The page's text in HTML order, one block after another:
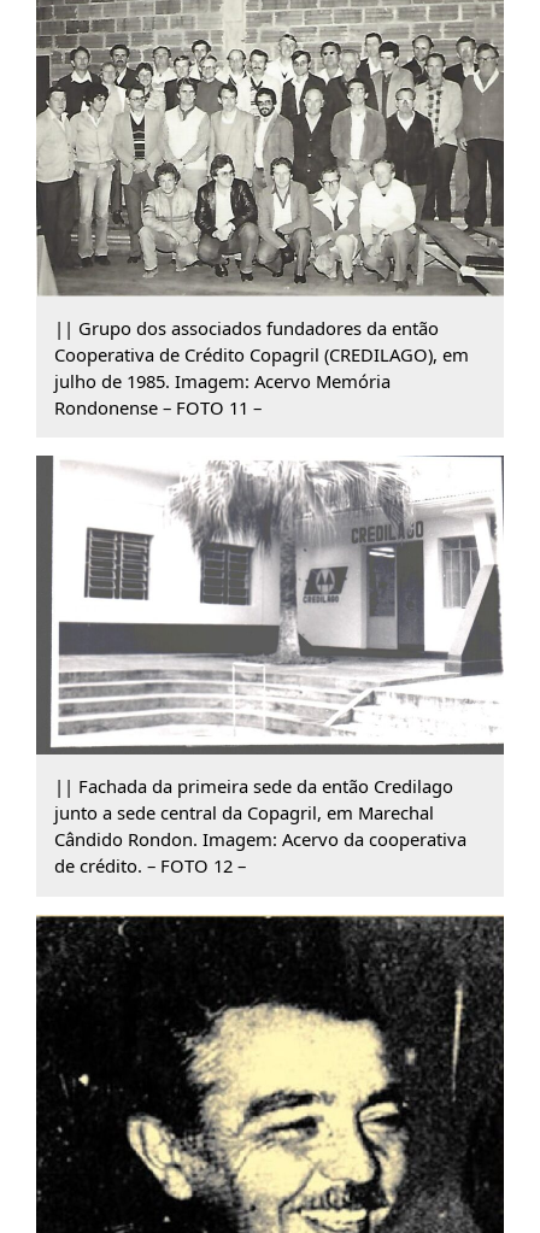
|| Grupo dos associados fundadores da então
Cooperativa de Crédito Copagril (CREDILAGO), em
julho de 1985. Imagem: Acervo Memória
Rondonense – FOTO 11 –
|| Fachada da primeira sede da então Credilago
junto a sede central da Copagril, em Marechal
Cândido Rondon. Imagem: Acervo da cooperativa
de crédito. – FOTO 12 –